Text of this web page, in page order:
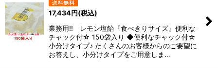
17,434円(税込)
業務用!! レモン塩飴『食べきりサイズ』便利な
チャック付☆ 150袋入り ◆便利なチャック付☆
小分けタイプ♪ たくさんのお客様からのご要望に
お答えし、小分けタイプをご用意しま…